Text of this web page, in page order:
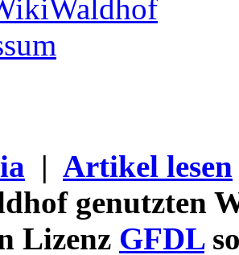
| Artikel lesen
genutzten
Lizenz GFDL